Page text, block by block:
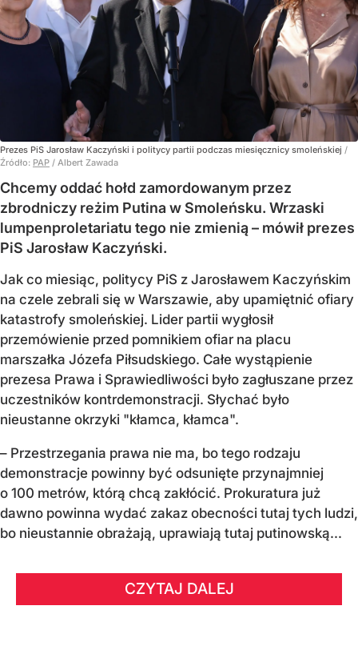
Prezes PiS Jarosław Kaczyński i politycy partii podczas miesięcznicy smoleńskiej /
Źródło: PAP / Albert Zawada
Chcemy oddać hołd zamordowanym przez
zbrodniczy reżim Putina w Smoleńsku. Wrzaski
lumpenproletariatu tego nie zmienią – mówił prezes
PiS Jarosław Kaczyński.
Jak co miesiąc, politycy PiS z Jarosławem Kaczyńskim
na czele zebrali się w Warszawie, aby upamiętnić ofiary
katastrofy smoleńskiej. Lider partii wygłosił
przemówienie przed pomnikiem ofiar na placu
marszałka Józefa Piłsudskiego. Całe wystąpienie
prezesa Prawa i Sprawiedliwości było zagłuszane przez
uczestników kontrdemonstracji. Słychać było
nieustanne okrzyki "kłamca, kłamca".
– Przestrzegania prawa nie ma, bo tego rodzaju
demonstracje powinny być odsunięte przynajmniej
o 100 metrów, którą chcą zakłócić. Prokuratura już
dawno powinna wydać zakaz obecności tutaj tych ludzi,
bo nieustannie obrażają, uprawiają tutaj putinowską...
CZYTAJ DALEJ